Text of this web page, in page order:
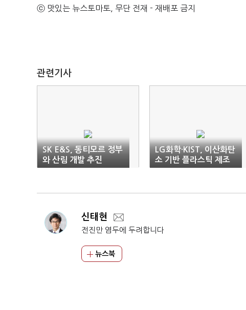
ⓒ 맛있는 뉴스토마토, 무단 전재 - 재배포 금지
관련기사
SK E&S, 동티모르 정부
와 산림 개발 추진
LG화학·KIST, 이산화탄
소 기반 플라스틱 제조
기술 개발
신태현
전진만 염두에 두려합니다
뉴스북